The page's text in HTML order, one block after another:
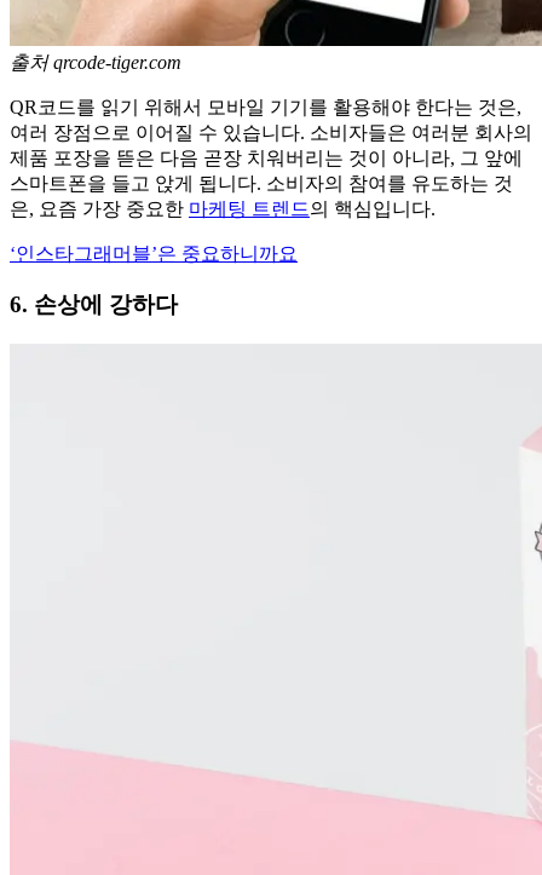
출처 qrcode-tiger.com
QR코드를 읽기 위해서 모바일 기기를 활용해야 한다는 것은,
여러 장점으로 이어질 수 있습니다. 소비자들은 여러분 회사의
제품 포장을 뜯은 다음 곧장 치워버리는 것이 아니라, 그 앞에
스마트폰을 들고 앉게 됩니다. 소비자의 참여를 유도하는 것
은, 요즘 가장 중요한 마케팅 트렌드의 핵심입니다.
‘인스타그래머블’은 중요하니까요
6. 손상에 강하다